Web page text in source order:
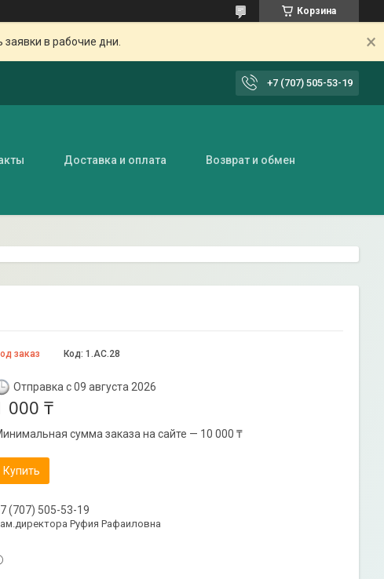
Корзина
в рабочие дни.
+7 (707) 505-53-19
Доставка и оплата Возврат и обмен
заказ Код: 1.АС.28
Отправка с 09 августа 2026
000 ₸
сумма заказа на сайте — 10 000 ₸
Купить
(707) 505-53-19
Руфия Рафаиловна